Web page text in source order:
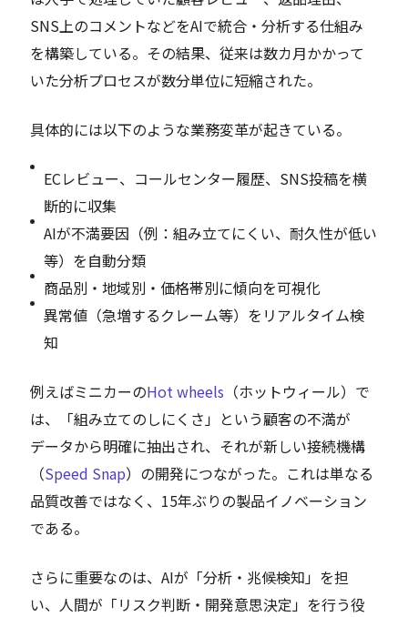
SNS上のコメントなどをAIで統合・分析する仕組み
を構築している。その結果、従来は数カ月かかって
いた分析プロセスが数分単位に短縮された。
具体的には以下のような業務変革が起きている。
ECレビュー、コールセンター履歴、SNS投稿を横
断的に収集
AIが不満要因（例：組み立てにくい、耐久性が低い
等）を自動分類
商品別・地域別・価格帯別に傾向を可視化
異常値（急増するクレーム等）をリアルタイム検
知
例えばミニカーのHot wheels （ホットウィール）で
は、「組み立てのしにくさ」という顧客の不満が
データから明確に抽出され、それが新しい接続機構
（Speed Snap）の開発につながった。これは単なる
品質改善ではなく、15年ぶりの製品イノベーション
である。
さらに重要なのは、AIが「分析・兆候検知」を担
い、人間が「リスク判断・開発意思決定」を行う役